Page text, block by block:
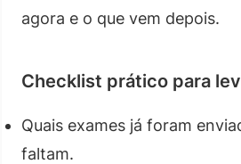
agora e o que vem depois.
Checklist prático para
Quais exames já foram
faltam.